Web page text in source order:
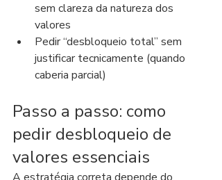
sem clareza da natureza dos
valores
Pedir “desbloqueio total” sem
justificar tecnicamente (quando
caberia parcial)
Passo a passo: como
pedir desbloqueio de
valores essenciais